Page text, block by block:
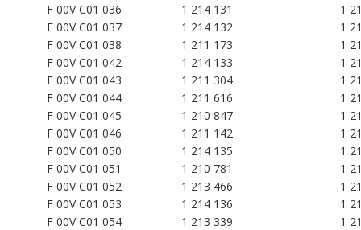
F 00V C01 036
1 214 131
1
F 00V C01 037
1 214 132
1
F 00V C01 038
1 211 173
1
F 00V C01 042
1 214 133
1
F 00V C01 043
1 211 304
1
F 00V C01 044
1 211 616
1
F 00V C01 045
1 210 847
1
F 00V C01 046
1 211 142
1
F 00V C01 050
1 214 135
1
F 00V C01 051
1 210 781
1
F 00V C01 052
1 213 466
1
F 00V C01 053
1 214 136
1
F 00V C01 054
1 213 339
1